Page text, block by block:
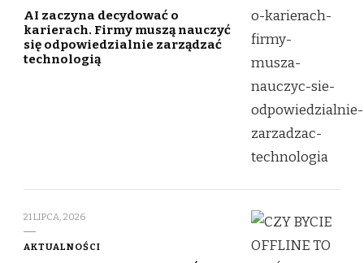
AI zaczyna decydować o
karierach. Firmy muszą nauczyć
się odpowiedzialnie zarządzać
technologią
21 LIPCA, 2026
AKTUALNOŚCI